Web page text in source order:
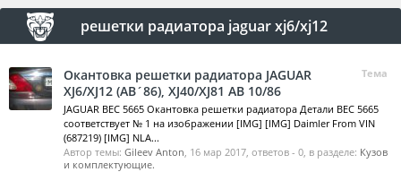
решетки радиатора jaguar xj6/xj12
Тема
Окантовка решетки радиатора JAGUAR
XJ6/XJ12 (AB´86), XJ40/XJ81 AB 10/86
JAGUAR BEC 5665 Окантовка решетки радиатора Детали BEC 5665
соответствует № 1 на изображении [IMG] [IMG] Daimler From VIN
(687219) [IMG] NLA...
Автор темы: Gileev Anton, 16 мар 2017, ответов - 0, в разделе: Кузов
и комплектующие.